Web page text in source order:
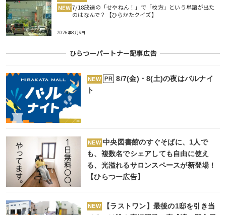
NEW 7/18放送の「せやねん！」で「枚方」という単語が出た
のはなんで？【ひらかたクイズ】
2026年8月6日
ひらつーパートナー記事広告
NEW PR
8/7(金)・8(土)の夜はバルナイ
ト
NEW 中央図書館のすぐそばに、1人で
も、複数名でシェアしても自由に使え
る、光溢れるサロンスペースが新登場！
【ひらつー広告】
NEW
【ラストワン】最後の1邸を引き当